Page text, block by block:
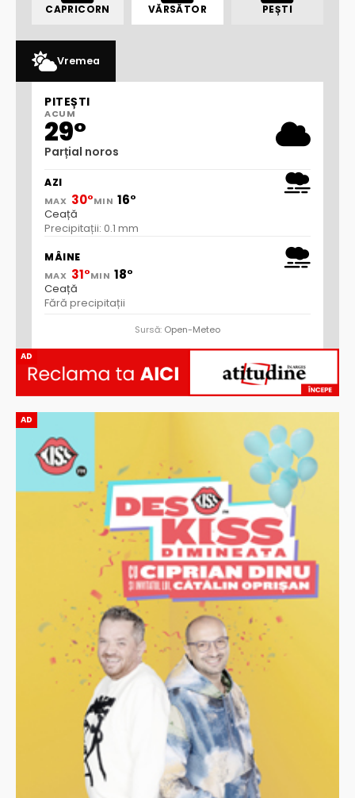
AD
AD
CAPRICORN VĂRSĂTOR PEȘTI
Vremea
PITEȘTI
ACUM
29°
Parțial noros
AZI
MAX 30°MIN 16°
Ceață
Precipitații: 0.1 mm
MÂINE
MAX 31°MIN 18°
Ceață
Fără precipitații
Sursă: Open-Meteo